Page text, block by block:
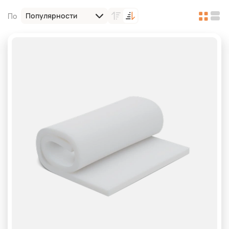
По Популярности